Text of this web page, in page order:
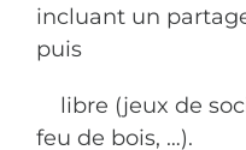
incluant un
puis
libre (jeux de
feu de bois, …).